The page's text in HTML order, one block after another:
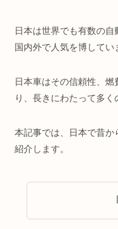
日本は世界でも有数の
国内外で人気を博してい
日本車はその信頼性、
り、長きにわたって多く
本記事では、日本で昔か
紹介します。